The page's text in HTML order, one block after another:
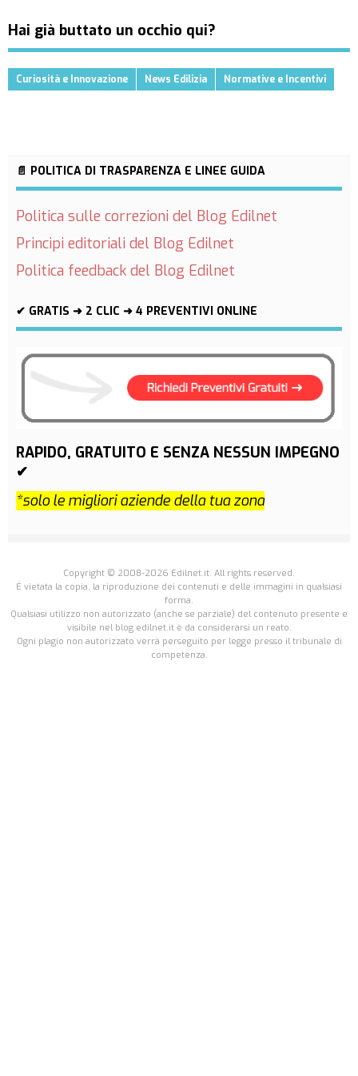
Hai già buttato un occhio qui?
Curiosità e Innovazione News Edilizia Normative e Incentivi
📄 POLITICA DI TRASPARENZA E LINEE GUIDA
Politica sulle correzioni del Blog Edilnet
Principi editoriali del Blog Edilnet
Politica feedback del Blog Edilnet
✔ GRATIS ➜ 2 CLIC ➜ 4 PREVENTIVI ONLINE
RAPIDO, GRATUITO E SENZA NESSUN IMPEGNO
✔
*solo le migliori aziende della tua zona
Copyright © 2008-2026 Edilnet.it. All rights reserved.
É vietata la copia, la riproduzione dei contenuti e delle immagini in qualsiasi
forma.
Qualsiasi utilizzo non autorizzato (anche se parziale) del contenuto presente e
visibile nel blog.edilnet.it è da considerarsi un reato.
Ogni plagio non autorizzato verrà perseguito per legge presso il tribunale di
competenza.